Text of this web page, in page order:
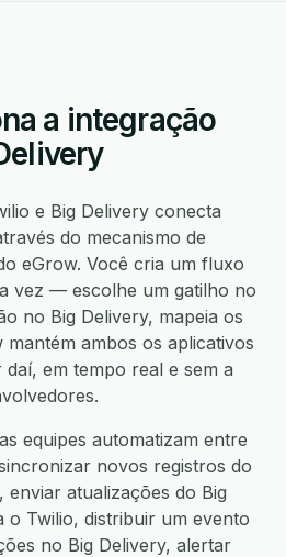
a integração
e Big Delivery conecta
do mecanismo de
eGrow. Você cria um fluxo
vez — escolhe um gatilho no
no Big Delivery, mapeia os
ambos os aplicativos
em tempo real e sem a
equipes automatizam entre
novos registros do
enviar atualizações do Big
o Twilio, distribuir um evento
no Big Delivery, alertar